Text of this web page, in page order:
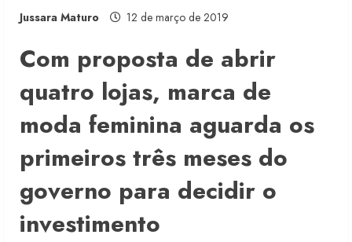
Jussara Maturo 12 de março de 2019
Com proposta de abrir
quatro lojas, marca de
moda feminina aguarda os
primeiros três meses do
governo para decidir o
investimento